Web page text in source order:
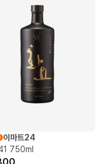
이마트24
750ml